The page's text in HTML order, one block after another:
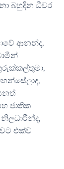
බහුදින ධීවර
ආනන්ද,
ජාතික
එක්ව